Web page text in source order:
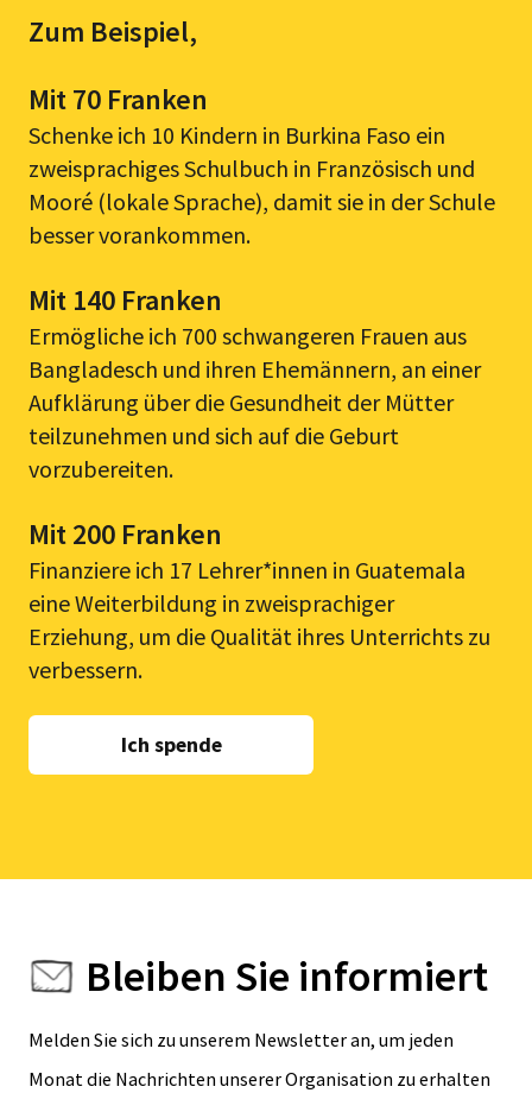
Zum Beispiel,
Mit 70 Franken
Schenke ich 10 Kindern in Burkina Faso ein
zweisprachiges Schulbuch in Französisch und
Mooré (lokale Sprache), damit sie in der Schule
besser vorankommen.
Mit 140 Franken
Ermögliche ich 700 schwangeren Frauen aus
Bangladesch und ihren Ehemännern, an einer
Aufklärung über die Gesundheit der Mütter
teilzunehmen und sich auf die Geburt
vorzubereiten.
Mit 200 Franken
Finanziere ich 17 Lehrer*innen in Guatemala
eine Weiterbildung in zweisprachiger
Erziehung, um die Qualität ihres Unterrichts zu
verbessern.
Ich spende
Bleiben Sie informiert
Melden Sie sich zu unserem Newsletter an, um jeden
Monat die Nachrichten unserer Organisation zu erhalten